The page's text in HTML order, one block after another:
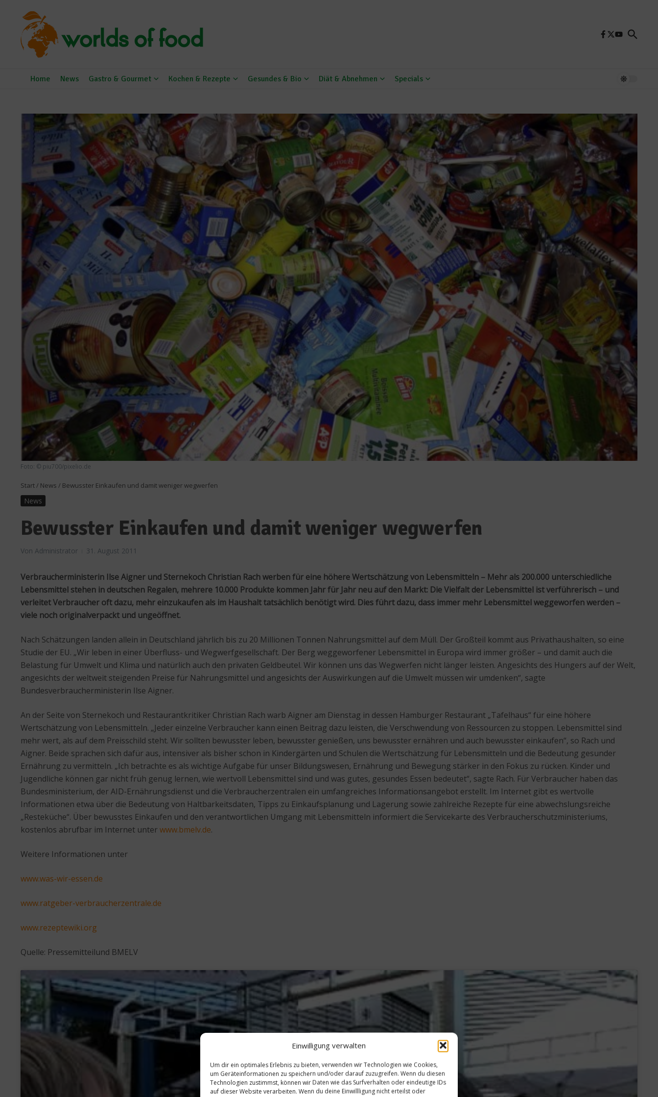
Einwilligung verwalten
Um dir ein optimales Erlebnis zu bieten, verwenden wir Technologien wie Cookies,
um Geräteinformationen zu speichern und/oder darauf zuzugreifen. Wenn du diesen
Technologien zustimmst, können wir Daten wie das Surfverhalten oder eindeutige IDs
auf dieser Website verarbeiten. Wenn du deine Einwillligung nicht erteilst oder
Home News Gastro & Gourmet Kochen & Rezepte Gesundes & Bio Diät & Abnehmen Specials
Foto: © piu700/pixelio.de
Start/ News / Bewusster Einkaufen und damit weniger wegwerfen
News
Bewusster Einkaufen und damit weniger wegwerfen
Von Administrator 31. August 2011
Verbraucherministerin Ilse Aigner und Sternekoch Christian Rach werben für eine höhere Wertschätzung von Lebensmitteln – Mehr als 200.000 unterschiedliche
Lebensmittel stehen in deutschen Regalen, mehrere 10.000 Produkte kommen Jahr für Jahr neu auf den Markt: Die Vielfalt der Lebensmittel ist verführerisch – und
verleitet Verbraucher oft dazu, mehr einzukaufen als im Haushalt tatsächlich benötigt wird. Dies führt dazu, dass immer mehr Lebensmittel weggeworfen werden –
viele noch originalverpackt und ungeöffnet.
Nach Schätzungen landen allein in Deutschland jährlich bis zu 20 Millionen Tonnen Nahrungsmittel auf dem Müll. Der Großteil kommt aus Privathaushalten, so eine
Studie der EU. „Wir leben in einer Überfluss- und Wegwerfgesellschaft. Der Berg weggeworfener Lebensmittel in Europa wird immer größer – und damit auch die
Belastung für Umwelt und Klima und natürlich auch den privaten Geldbeutel. Wir können uns das Wegwerfen nicht länger leisten. Angesichts des Hungers auf der Welt,
angesichts der weltweit steigenden Preise für Nahrungsmittel und angesichts der Auswirkungen auf die Umwelt müssen wir umdenken“, sagte
Bundesverbraucherministerin Ilse Aigner.
An der Seite von Sternekoch und Restaurantkritiker Christian Rach warb Aigner am Dienstag in dessen Hamburger Restaurant „Tafelhaus“ für eine höhere
Wertschätzung von Lebensmitteln. „Jeder einzelne Verbraucher kann einen Beitrag dazu leisten, die Verschwendung von Ressourcen zu stoppen. Lebensmittel sind
mehr wert, als auf dem Preisschild steht. Wir sollten bewusster leben, bewusster genießen, uns bewusster ernähren und auch bewusster einkaufen“, so Rach und
Aigner. Beide sprachen sich dafür aus, intensiver als bisher schon in Kindergärten und Schulen die Wertschätzung für Lebensmitteln und die Bedeutung gesunder
Ernährung zu vermitteln. „Ich betrachte es als wichtige Aufgabe für unser Bildungswesen, Ernährung und Bewegung stärker in den Fokus zu rücken. Kinder und
Jugendliche können gar nicht früh genug lernen, wie wertvoll Lebensmittel sind und was gutes, gesundes Essen bedeutet“, sagte Rach. Für Verbraucher haben das
Bundesministerium, der AID-Ernährungsdienst und die Verbraucherzentralen ein umfangreiches Informationsangebot erstellt. Im Internet gibt es wertvolle
Informationen etwa über die Bedeutung von Haltbarkeitsdaten, Tipps zu Einkaufsplanung und Lagerung sowie zahlreiche Rezepte für eine abwechslungsreiche
„Resteküche“. Über bewusstes Einkaufen und den verantwortlichen Umgang mit Lebensmitteln informiert die Servicekarte des Verbraucherschutzministeriums,
kostenlos abrufbar im Internet unterwww.bmelv.de.
Weitere Informationen unter
www.was-wir-essen.de
www.ratgeber-verbraucherzentrale.de
www.rezeptewiki.org
Quelle: Pressemitteilund BMELV